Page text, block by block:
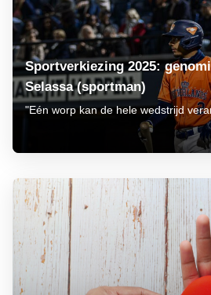
Sportverkiezing 2025:
Selassa (sportman)
"Eén worp kan de hele wedstrijd